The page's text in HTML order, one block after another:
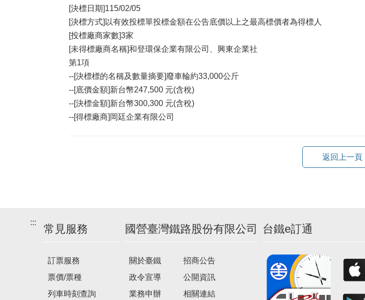
[決標日期]115/02/05
[決標方式]以有效投標單投標金額在公告底價以上之最高標價者為得標人
[投標廠商家數]3家
[未得標廠商名稱]和登環保企業有限公司、興東企業社
第1項
--[決標標的名稱及數量摘要]廢車輪約33,000公斤
--[底價金額]新台幣247,500 元(含稅)
--[決標金額]新台幣300,300 元(含稅)
--[得標廠商]岡廷企業有限公司
返回上一頁
:::
常見服務
訂票服務
票價/票種
列車時刻查詢
國營臺灣鐵路股份有限公司
關於臺鐵
政令宣導
業務申辦
招商公告
公開資訊
相關連結
台鐵e訂通